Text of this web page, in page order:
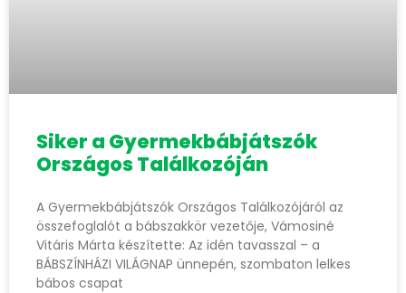
Siker a Gyermekbábjátszók
Országos Találkozóján
A Gyermekbábjátszók Országos Találkozójáról az
összefoglalót a bábszakkör vezetője, Vámosiné
Vitáris Márta készítette: Az idén tavasszal – a
BÁBSZÍNHÁZI VILÁGNAP ünnepén, szombaton lelkes
bábos csapat